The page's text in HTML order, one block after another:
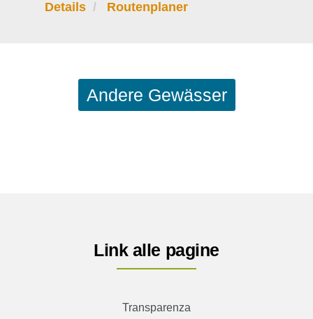
Details Routenplaner
Andere Gewässer
Link alle pagine
Transparenza